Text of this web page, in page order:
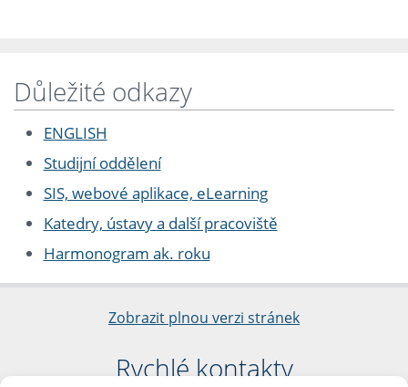
Důležité odkazy
ENGLISH
Studijní oddělení
SIS, webové aplikace, eLearning
Katedry, ústavy a další pracoviště
Harmonogram ak. roku
Zobrazit plnou verzi stránek
Rychlé kontakty